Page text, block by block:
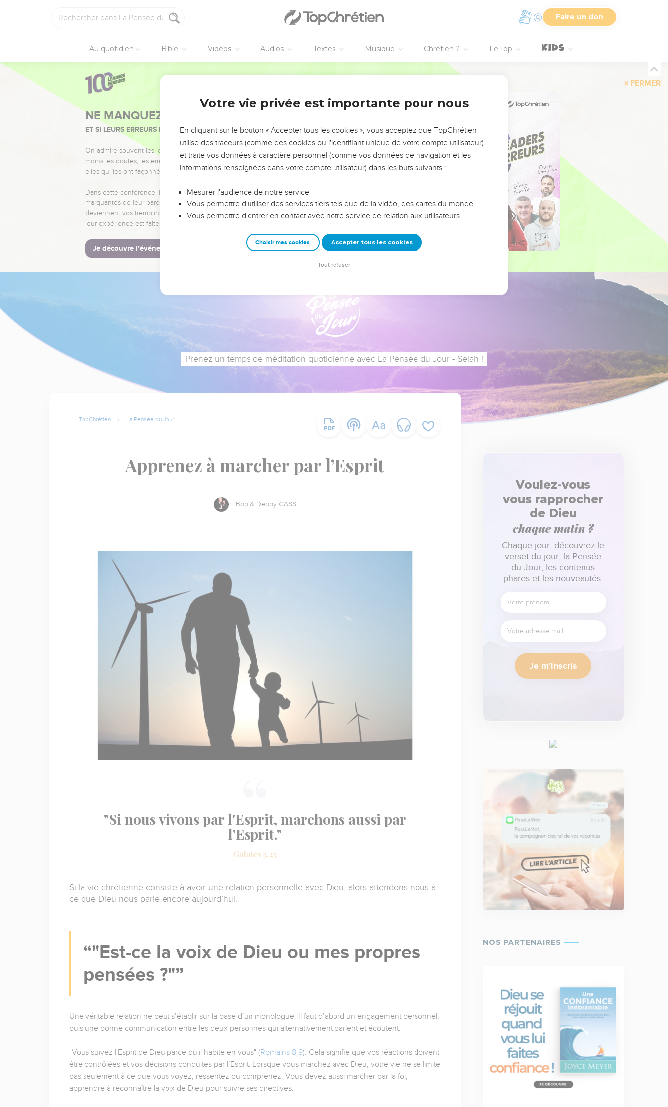
Faire un don
Au quotidien Bible Vidéos Audios Textes Musique Chrétien ? Le Top
FERMER
NE MANQUEZ PAS L’ÉVÉNEMENT DE L’ANNÉE !
ET SI LEURS ERREURS POUVAIENT VOUS ÉVITER LES VOTRES ?
On admire souvent les leaders pour leurs réussites, leur impact, leur foi ou leur vision. Mais on voit
moins les doutes, les erreurs et les saisons difficiles qu'ils ont traversés, alors même que ce sont
elles qui les ont façonnés.
Dans cette conférence, leaders, entrepreneurs, et responsables reviennent sur les erreurs
marquantes de leur parcours et les clés pour avancer avec plus de sagesse afin que leurs erreurs
deviennent vos tremplins. Que vous guidiez un ministère, une équipe, un groupe ou une famille,
leur expérience est faite pour vous.
Je découvre l’événement
Prenez un temps de méditation quotidienne avec La Pensée du Jour - Selah !
TopChrétien La Pensée du Jour
Apprenez à marcher par l’Esprit
Bob & Debby GASS
"Si nous vivons par l'Esprit, marchons aussi par
l'Esprit."
Galates 5.25
Si la vie chrétienne consiste à avoir une relation personnelle avec Dieu, alors attendons-nous à
ce que Dieu nous parle encore aujourd’hui.
"Est-ce la voix de Dieu ou mes propres
pensées ?"
Une véritable relation ne peut s’établir sur la base d’un monologue. Il faut d’abord un engagement personnel,
puis une bonne communication entre les deux personnes qui alternativement parlent et écoutent.
"Vous suivez l'Esprit de Dieu parce qu'il habite en vous" (Romains 8.9). Cela signifie que vos réactions doivent
être contrôlées et vos décisions conduites par l’Esprit. Lorsque vous marchez avec Dieu, votre vie ne se limite
pas seulement à ce que vous voyez, ressentez ou comprenez. Vous devez aussi marcher par la foi,
apprendre à reconnaître la voix de Dieu pour suivre ses directives.
Voulez-vous
vous rapprocher
de Dieu
chaque matin ?
Chaque jour, découvrez le
verset du jour, la Pensée
du Jour, les contenus
phares et les nouveautés.
Je m'inscris
Votre vie privée est importante pour nous
En cliquant sur le bouton « Accepter tous les cookies », vous acceptez que TopChrétien
utilise des traceurs (comme des cookies ou l'identifiant unique de votre compte utilisateur)
et traite vos données à caractère personnel (comme vos données de navigation et les
informations renseignées dans votre compte utilisateur) dans les buts suivants :
Mesurer l'audience de notre service
Vous permettre d'utiliser des services tiers tels que de la vidéo, des cartes du monde…
Vous permettre d'entrer en contact avec notre service de relation aux utilisateurs.
Choisir mes cookies Accepter tous les cookies
Tout refuser